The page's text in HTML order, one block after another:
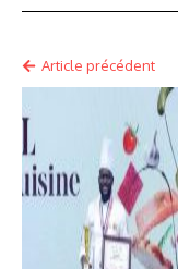
Article précédent